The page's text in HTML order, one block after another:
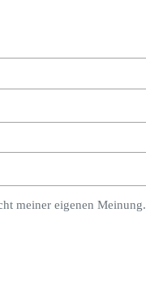
meiner eigenen Meinung.